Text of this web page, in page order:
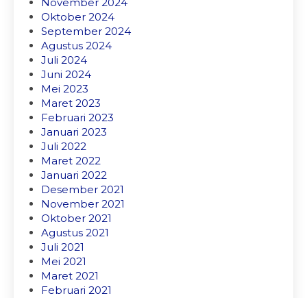
Oktober 2024
September 2024
Agustus 2024
Juli 2024
Juni 2024
Mei 2023
Maret 2023
Februari 2023
Januari 2023
Juli 2022
Maret 2022
Januari 2022
Desember 2021
November 2021
Oktober 2021
Agustus 2021
Juli 2021
Mei 2021
Maret 2021
Februari 2021